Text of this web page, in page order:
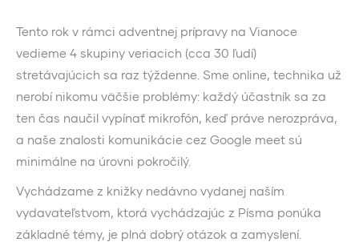
Tento rok v rámci adventnej prípravy na Vianoce
vedieme 4 skupiny veriacich (cca 30 ľudí)
stretávajúcich sa raz týždenne. Sme online, technika už
nerobí nikomu väčšie problémy: každý účastník sa za
ten čas naučil vypínať mikrofón, keď práve nerozpráva,
a naše znalosti komunikácie cez Google meet sú
minimálne na úrovni pokročilý.
Vychádzame z knižky nedávno vydanej naším
vydavateľstvom, ktorá vychádzajúc z Písma ponúka
základné témy, je plná dobrý otázok a zamyslení.